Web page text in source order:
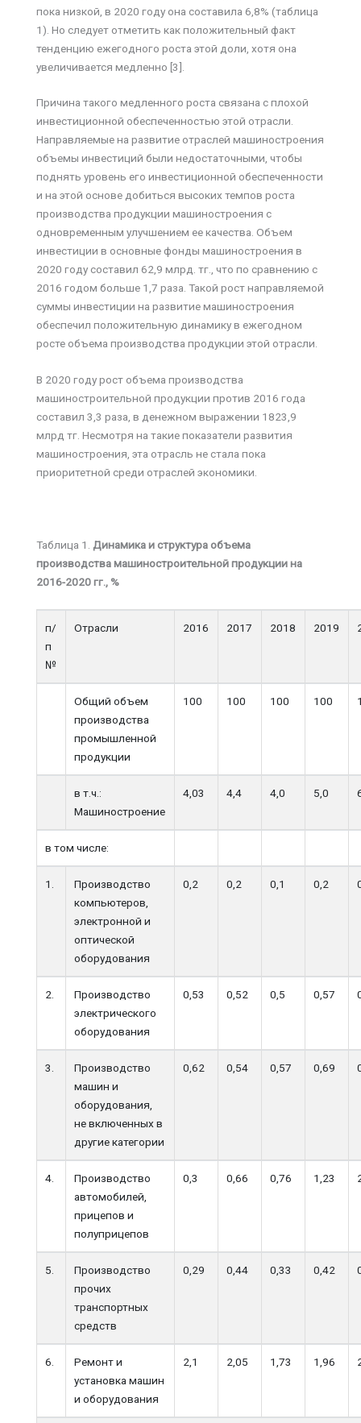
пока низкой, в 2020 году она составила 6,8% (таблица
1). Но следует отметить как положительный факт
тенденцию ежегодного роста этой доли, хотя она
увеличивается медленно [3].
Причина такого медленного роста связана с плохой
инвестиционной обеспеченностью этой отрасли.
Направляемые на развитие отраслей машиностроения
объемы инвестиций были недостаточными, чтобы
поднять уровень его инвестиционной обеспеченности
и на этой основе добиться высоких темпов роста
производства продукции машиностроения с
одновременным улучшением ее качества. Объем
инвестиции в основные фонды машиностроения в
2020 году составил 62,9 млрд. тг., что по сравнению с
2016 годом больше 1,7 раза. Такой рост направляемой
суммы инвестиции на развитие машиностроения
обеспечил положительную динамику в ежегодном
росте объема производства продукции этой отрасли.
В 2020 году рост объема производства
машиностроительной продукции против 2016 года
составил 3,3 раза, в денежном выражении 1823,9
млрд тг. Несмотря на такие показатели развития
машиностроения, эта отрасль не стала пока
приоритетной среди отраслей экономики.
Таблица 1. Динамика и структура объема
производства машиностроительной продукции на
2016-2020 гг., %
п/
п
№
Отрасли 2016 2017 2018 2019
Общий объем
производства
промышленной
продукции
100 100 100 100
в т.ч.:
Машиностроение
4,03 4,4 4,0 5,0
в том числе:
1.
Производство
компьютеров,
электронной и
оптической
оборудования
0,2 0,2 0,1 0,2
2.
Производство
электрического
оборудования
0,53 0,52 0,5 0,57
3.
Производство
машин и
оборудования,
не включенных в
другие категории
0,62 0,54 0,57 0,69
4.
Производство
автомобилей,
прицепов и
полуприцепов
0,3 0,66 0,76 1,23
5.
Производство
прочих
транспортных
средств
0,29 0,44 0,33 0,42
6.
Ремонт и
установка машин
и оборудования
2,1 2,05 1,73 1,96